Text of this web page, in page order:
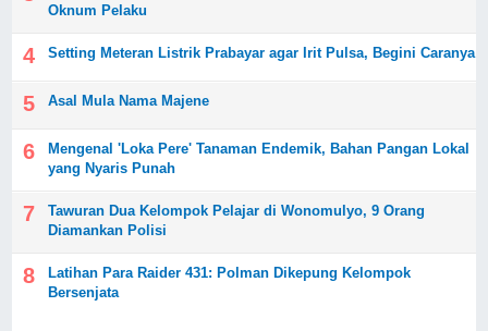
Oknum Pelaku
Setting Meteran Listrik Prabayar agar Irit Pulsa, Begini Caranya
Asal Mula Nama Majene
Mengenal 'Loka Pere' Tanaman Endemik, Bahan Pangan Lokal
yang Nyaris Punah
Tawuran Dua Kelompok Pelajar di Wonomulyo, 9 Orang
Diamankan Polisi
Latihan Para Raider 431: Polman Dikepung Kelompok
Bersenjata